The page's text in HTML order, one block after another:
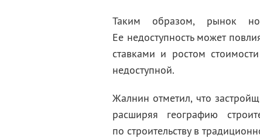
Таким образом, рынок
Ее недоступность может
ставками и ростом
недоступной.
Жалнин отметил, что
расширяя географию
по строительству в